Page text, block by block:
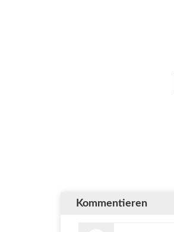
Kommentieren